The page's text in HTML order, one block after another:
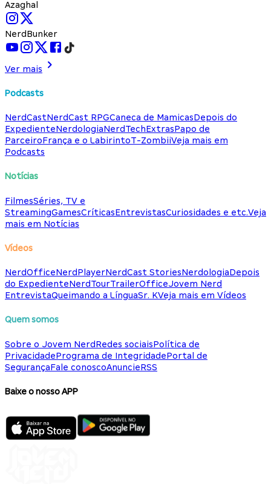
Azaghal
NerdBunker
Ver mais
Podcasts
NerdCastNerdCast RPGCaneca de MamicasDepois do
ExpedienteNerdologiaNerdTechExtrasPapo de
ParceiroFrança e o LabirintoT-ZombiiVeja mais em
Podcasts
Notícias
FilmesSéries, TV e
StreamingGamesCríticasEntrevistasCuriosidades e etc.Veja
mais em Notícias
Vídeos
NerdOfficeNerdPlayerNerdCast StoriesNerdologiaDepois
do ExpedienteNerdTourTrailerOfficeJovem Nerd
EntrevistaQueimando a LínguaSr. KVeja mais em Vídeos
Quem somos
Sobre o Jovem NerdRedes sociaisPolítica de
PrivacidadePrograma de IntegridadePortal de
SegurançaFale conoscoAnuncieRSS
Baixe o nosso APP